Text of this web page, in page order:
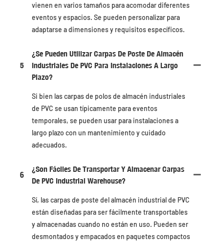
vienen en varios tamaños para acomodar diferentes
eventos y espacios. Se pueden personalizar para
adaptarse a dimensiones y requisitos específicos.
5
¿Se Pueden Utilizar Carpas De Poste De Almacén
Industriales De PVC Para Instalaciones A Largo
Plazo?
Si bien las carpas de polos de almacén industriales
de PVC se usan típicamente para eventos
temporales, se pueden usar para instalaciones a
largo plazo con un mantenimiento y cuidado
adecuados.
6
¿Son Fáciles De Transportar Y Almacenar Carpas
De PVC Industrial Warehouse?
Sí, las carpas de poste del almacén industrial de PVC
están diseñadas para ser fácilmente transportables
y almacenadas cuando no están en uso. Pueden ser
desmontados y empacados en paquetes compactos